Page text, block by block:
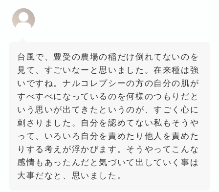
台風で、豊受の農場の稲だけ倒れてないのを
見て、すごいなーと思いました。在来種は強
いですね。ナルコレプシーの方の自分の肌が
すべすべになっているのを何様のつもりだと
いう思いが出てきたというのが、すごく心に
刺さりました。自分を認めてない私もそうや
って、いろいろ自分を責めたり他人を責めた
りする考えが浮かびます。そうやってこんな
感情もあったんだと気づいて出していく事は
大事だなと、思いました。